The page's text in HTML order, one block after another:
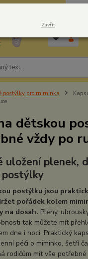
postýlky pro miminka
dětskou
vždy po
uložení plenek,
postýlku jsou
pořádek kolem
na dosah. Pleny,
tak můžete mít
dne i noci. Praktický
péči o miminko, šetří
rodičům mít vše
Zavřít